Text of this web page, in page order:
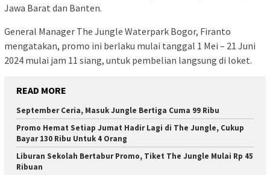
Jawa Barat dan Banten.
General Manager The Jungle Waterpark Bogor, Firanto
mengatakan, promo ini berlaku mulai tanggal 1 Mei – 21 Juni
2024 mulai jam 11 siang, untuk pembelian langsung di loket.
READ MORE
September Ceria, Masuk Jungle Bertiga Cuma 99 Ribu
Promo Hemat Setiap Jumat Hadir Lagi di The Jungle, Cukup
Bayar 130 Ribu Untuk 4 Orang
Liburan Sekolah Bertabur Promo, Tiket The Jungle Mulai Rp 45
Ribuan